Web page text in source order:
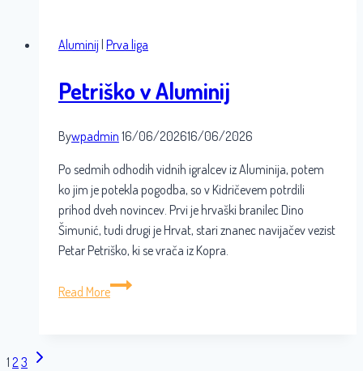
Aluminij | Prva liga
Petriško v Aluminij
Bywpadmin 16/06/202616/06/2026
Po sedmih odhodih vidnih igralcev iz Aluminija, potem
ko jim je potekla pogodba, so v Kidričevem potrdili
prihod dveh novincev. Prvi je hrvaški branilec Dino
Šimunić, tudi drugi je Hrvat, stari znanec navijačev vezist
Petar Petriško, ki se vrača iz Kopra.
Read More
Petriško
v
Page
1 23 Next